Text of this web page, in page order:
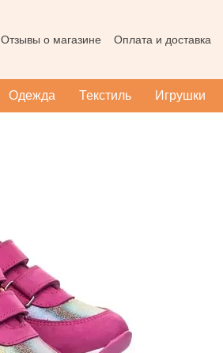
Отзывы о магазине Оплата и доставка
Одежда Текстиль Игрушки